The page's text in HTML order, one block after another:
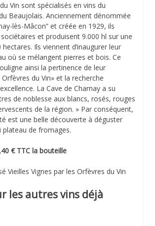
Vin sont spécialisés en vins du
Beaujolais. Anciennement dénommée
lès-Mâcon” et créée en 1929, ils
et produisent 9.000 hl sur une
Ils viennent d’inaugurer leur
où se mélangent pierres et bois. Ce
ainsi la pertinence de leur
du Vin» et la recherche
La Cave de Charnay a su
de noblesse aux blancs, rosés, rouges
de la région. » Par conséquent,
est une belle découverte à déguster
plateau de fromages.
€ TTC la bouteille
les autres vins déjà